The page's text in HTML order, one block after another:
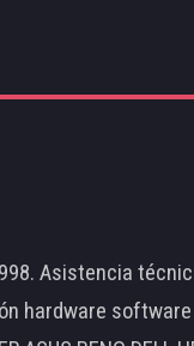
Asistencia
hardware software